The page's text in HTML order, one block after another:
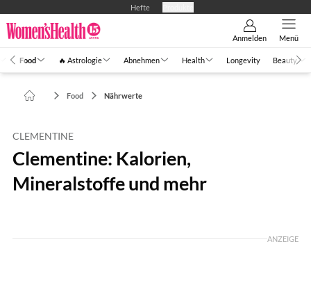
Hefte
Anmelden Menü
Food 🔥 Astrologie Abnehmen Health Longevity Beauty
Food Nährwerte
CLEMENTINE
Clementine: Kalorien,
Mineralstoffe und mehr
ANZEIGE